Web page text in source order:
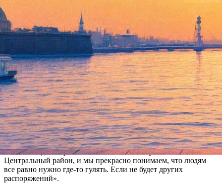
«Фонтанка» расспросила администрации природных музеев-
заповедников, а также Русского музея, во владения которого
входят Летний и Михайловский сады, планируют ли они
закрывать вместе с выставочными залами и сады.
В Русском музее поначалу допустили закрытиеЛетнего сада
но вскоре было принято альтернативное решение.
«Поскольку в садах нет такого скопления людей, как в музее,
и там не надо открывать двери, трогать ручки, не надо
покупать билеты, то мы закроем, скорее всего, только
помещения, которые находятся в садах, — это музеи, это
кабинеты, где у нас музеефикация, — сказала «Фонтанке»
главный хранитель садов Русского музея Ольга Черданцева.
— Сами сады скорее всего оставим, потому что это
Центральный район, и мы прекрасно понимаем, что людям
все равно нужно где-то гулять. Если не будет других
распоряжений».